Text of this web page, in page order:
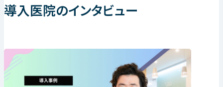
導入医院のインタビュー